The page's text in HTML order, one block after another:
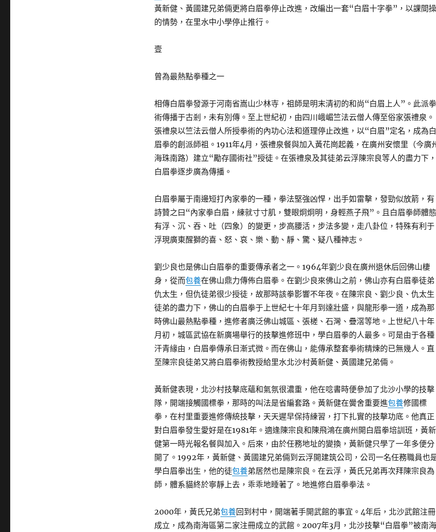
黃新健、黃國建兄弟倆更將白眉拳停止改進，改編出一套“白眉十字拳”，以課間操
的情勢，在里水中小學停止推行。
壹
曾為最熱點拳種之一
相傳白眉拳發源于河南省嵩山少林寺，祖師是明末清初的和尚“白眉上人”。此派拳
術傳播于古剎，未有別傳。至上世紀初，由四川峨嵋竺法云僧人傳至俗家張禮泉。
張禮泉以竺法云僧人所授拳術的內功心法和道理停止改進，以“白眉”定名，成為白
眉拳的創派師祖。1911年4月，張禮泉餐與加入黃花崗起義，在廣州安懷里（今廣
海珠南路）建立“勵存國術社”授徒。在張禮泉及其徒弟云浮陳宗良等人的盡力下，
白眉拳逐步廣為傳播。
白眉拳屬于南邊短打內家拳的一種，拳法堅強凶悍，出手如雷擊，發勁似放箭，有
詩贊之曰“內家拳白眉，練就寸寸肌，雙眼炯炯明，身輕燕子飛”。且白眉拳師體態
有浮、沉、吞、吐（四象）的變更，步高腰活，步法多變，走八卦位，特殊有利于
浮現廣東醒獅的喜、怒、哀、樂、動、靜、驚、疑八種神志。
劉少良也是佛山白眉拳的重要傳承者之一。1964年劉少良在廣州退休后回佛山棲
身，從而包養在佛山鼎力傳佈白眉拳。在劉少良來佛山之前，佛山亦有白眉拳徒弟
仇太生，但仇徒弟很少授徒，故那時該拳影響不年夜。在陳宗良、劉少良、仇太生
徒弟的盡力下，佛山的白眉拳于上世紀七十年月到達壯盛，與龍形拳一道，成為那
時佛山最熱點拳種，進修者廣泛佛山城區、張槎、石灣、疊滘等地。上世紀八十年
月初，城區武協在新廣場舉行的技擊進修班中，學白眉拳的人最多。可是由于各種
汗青緣由，白眉拳傳承日漸式微。而在佛山，能傳承整套拳術精煉的已無幾人。直
至陳宗良徒弟又將白眉拳術教授給里水北沙村黃新健、黃國建兄弟倆。
黃新健表現，北沙村技擊底蘊和氣氛很濃重，他在唸書時便參加了北沙小學的技擊
隊，開端接觸國標拳，那時的叫法是省編套路。黃新健在黌舍重要進包養修國標
拳，在村里重要進修傳統技擊，天天遲早保持練習，打下扎實的技擊功底。他真正
對白眉拳發生愛好是在1981年。適逢陳宗良和陳飛鴻在廣州開白眉拳培訓班，黃新
健第一時光報名餐與加入。后來，由於任務地址的變換，黃新健只學了一年多便分
開了。1992年，黃新健、黃國建兄弟倆到云浮開建筑公司，公司一名任務職員也
學白眉拳出生，他的徒包養弟居然也是陳宗良。在云浮，黃氏兄弟再次拜陳宗良為
師，體系貓終於寧靜上去，乖乖地睡著了。地進修白眉拳拳法。
2000年，黃氏兄弟包養回到村中，開端著手開武館的事宜。4年后，北沙武館注冊
成立，成為南海區第二家注冊成立的武館。2007年3月，北沙技擊“白眉拳”被南海